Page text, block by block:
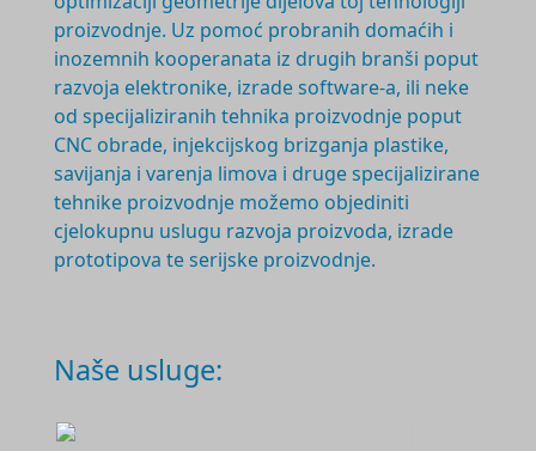
proizvodnje. Uz pomoć probranih domaćih i
inozemnih kooperanata iz drugih branši poput
razvoja elektronike, izrade software-a, ili neke
od specijaliziranih tehnika proizvodnje poput
CNC obrade, injekcijskog brizganja plastike,
savijanja i varenja limova i druge specijalizirane
tehnike proizvodnje možemo objediniti
cjelokupnu uslugu razvoja proizvoda, izrade
prototipova te serijske proizvodnje.
Naše usluge: